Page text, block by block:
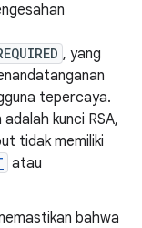
, yang
tepercaya.
kunci RSA,
tidak memiliki
atau
bahwa